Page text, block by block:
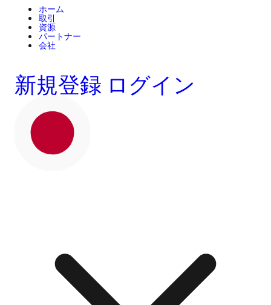
ホーム
取引
資源
パートナー
会社
新規登録 ログイン